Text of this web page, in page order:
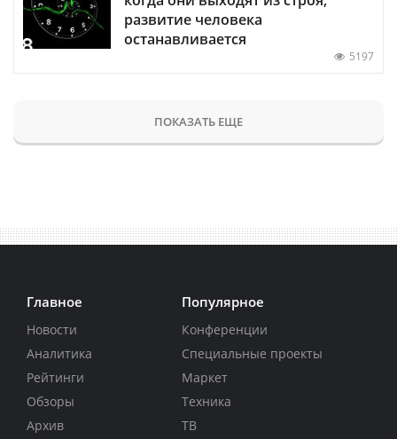
развитие человека
останавливается
5197
ПОКАЗАТЬ ЕЩЕ
Главное
Новости
Аналитика
Рейтинги
Обзоры
Архив
Популярное
Конференции
Специальные проекты
Маркет
Техника
ТВ